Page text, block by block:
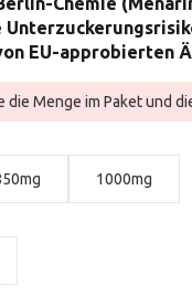
EU-approbierten
die Menge im Paket und
1000mg